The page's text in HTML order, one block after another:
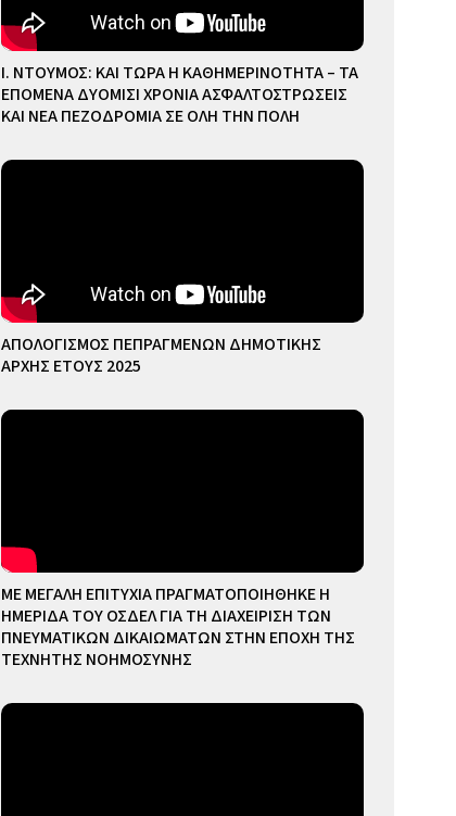
Ι. ΝΤΟΥΜΟΣ: ΚΑΙ ΤΩΡΑ Η ΚΑΘΗΜΕΡΙΝΟΤΗΤΑ – ΤΑ
ΕΠΟΜΕΝΑ ΔΥΟΜΙΣΙ ΧΡΟΝΙΑ ΑΣΦΑΛΤΟΣΤΡΩΣΕΙΣ
ΚΑΙ ΝΕΑ ΠΕΖΟΔΡΟΜΙΑ ΣΕ ΟΛΗ ΤΗΝ ΠΟΛΗ
ΑΠΟΛΟΓΙΣΜΟΣ ΠΕΠΡΑΓΜΕΝΩΝ ΔΗΜΟΤΙΚΗΣ
ΑΡΧΗΣ ΕΤΟΥΣ 2025
ΜΕ ΜΕΓΑΛΗ ΕΠΙΤΥΧΙΑ ΠΡΑΓΜΑΤΟΠΟΙΗΘΗΚΕ Η
ΗΜΕΡΙΔΑ ΤΟΥ ΟΣΔΕΛ ΓΙΑ ΤΗ ΔΙΑΧΕΙΡΙΣΗ ΤΩΝ
ΠΝΕΥΜΑΤΙΚΩΝ ΔΙΚΑΙΩΜΑΤΩΝ ΣΤΗΝ ΕΠΟΧΗ ΤΗΣ
ΤΕΧΝΗΤΗΣ ΝΟΗΜΟΣΥΝΗΣ